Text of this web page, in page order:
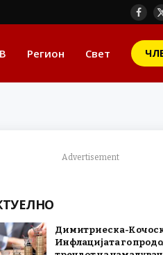
Регион Свет
Advertisement
Димитриеска-
Инфлацијата го